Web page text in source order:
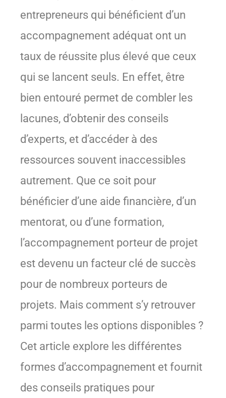
entrepreneurs qui bénéficient d’un
accompagnement adéquat ont un
taux de réussite plus élevé que ceux
qui se lancent seuls. En effet, être
bien entouré permet de combler les
lacunes, d’obtenir des conseils
d’experts, et d’accéder à des
ressources souvent inaccessibles
autrement. Que ce soit pour
bénéficier d’une aide financière, d’un
mentorat, ou d’une formation,
l’accompagnement porteur de projet
est devenu un facteur clé de succès
pour de nombreux porteurs de
projets. Mais comment s’y retrouver
parmi toutes les options disponibles ?
Cet article explore les différentes
formes d’accompagnement et fournit
des conseils pratiques pour